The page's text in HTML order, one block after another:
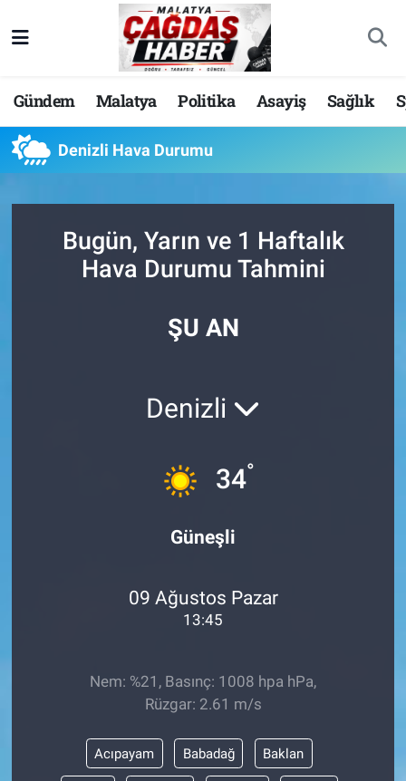
Gündem Malatya Politika Asayiş Sağlık
Denizli Hava Durumu
Bugün, Yarın ve 1 Haftalık
Hava Durumu Tahmini
ŞU AN
Denizli
34°
Güneşli
09 Ağustos Pazar
13:45
Nem: %21, Basınç: 1008 hpa hPa,
Rüzgar: 2.61 m/s
Acıpayam Babadağ Baklan
Nöbetçi Eczaneler
Hava Durumu
Malatya Namaz Vakitleri
Trafik Durumu
Süper Lig Puan Durumu ve Fikstür
Son Dakika Haberleri